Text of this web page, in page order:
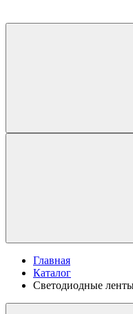
Главная
Каталог
Светодиодные